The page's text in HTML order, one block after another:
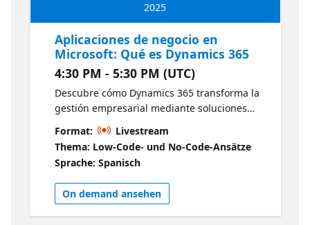
2025
Aplicaciones de negocio en
Microsoft: Qué es Dynamics 365
4:30 PM - 5:30 PM (UTC)
Descubre cómo Dynamics 365 transforma la
gestión empresarial mediante soluciones
integradas de CRM y ERP. Aprende sobre sus
aplicaciones clave, su integración con
Microsoft Power Platform y cómo optimizar
procesos en diversas áreas de negocio.
Objetivos de aprendizaje: Comprender el
ecosistema de Dynamics 365 y su impacto en
las empresas. Conocer las aplicaciones de
Format:
Livestream
Thema: Low-Code- und No-Code-Ansätze
Sprache: Spanisch
On demand ansehen